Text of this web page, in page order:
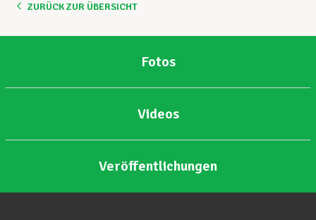
ZURÜCK ZUR ÜBERSICHT
Fotos
Videos
Veröffentlichungen